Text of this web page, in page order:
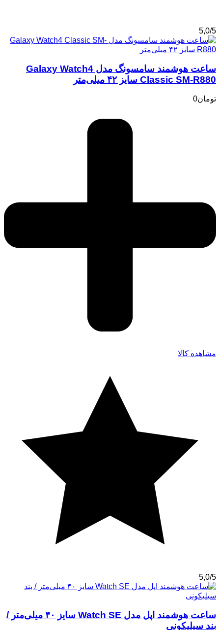
5,0/5
ساعت هوشمند سامسونگ مدل Galaxy Watch4
Classic SM-R880 سایز ۴۲ میلی‌متر
تومان0
مشاهده کالا
5,0/5
ساعت هوشمند اپل مدل Watch SE سایز ۴۰ میلی‌متر /
بند سیلیکونی